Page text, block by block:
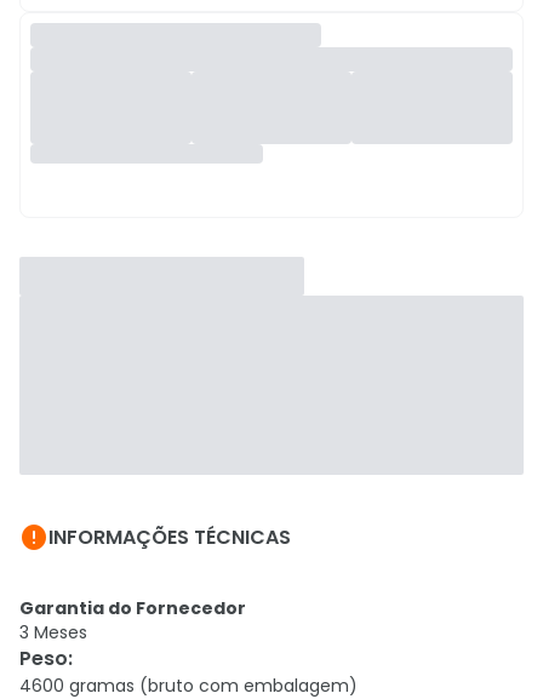
INFORMAÇÕES TÉCNICAS
Garantia do Fornecedor
3 Meses
Peso:
4600 gramas (bruto com embalagem)